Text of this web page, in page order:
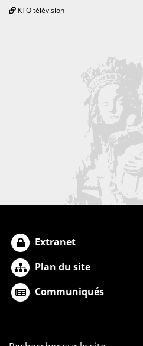
KTO télévision
Extranet
Plan du site
Communiqués